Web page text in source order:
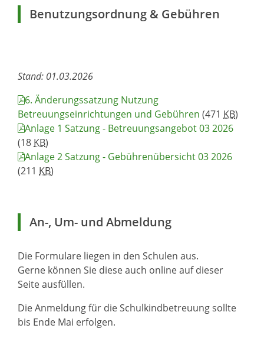
Benutzungsordnung & Gebühren
Stand: 01.03.2026
6. Änderungssatzung Nutzung
Betreuungseinrichtungen und Gebühren (471 KB)
Anlage 1 Satzung - Betreuungsangebot 03 2026
(18 KB)
Anlage 2 Satzung - Gebührenübersicht 03 2026
(211 KB)
An-, Um- und Abmeldung
Die Formulare liegen in den Schulen aus.
Gerne können Sie diese auch online auf dieser
Seite ausfüllen.
Die Anmeldung für die Schulkindbetreuung sollte
bis Ende Mai erfolgen.